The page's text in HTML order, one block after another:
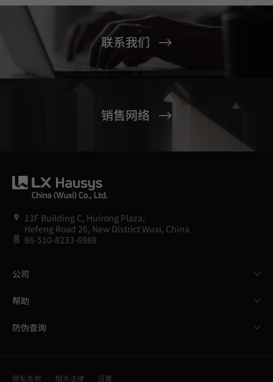
联系我们
销售网络
13F Building C, Huirong Plaza,
Hefeng Road 26, New District Wuxi, China
86-510-8233-6988
公司
帮助
防伪查询
隐私条款 相关法律 设置